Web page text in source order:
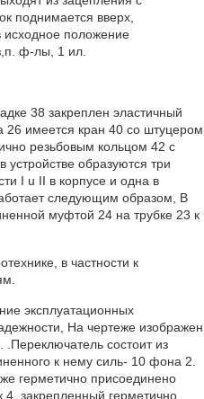
поднимается вверх,
исходное положение
ф-лы, 1 ил.
38 закреплен эластичный
26 имеется кран 40 со штуцером
резьбовым кольцом 42 с
образуются три
I u II в корпусе и одна в
следующим образом, В
муфтой 24 на трубке 23 к
в частности к
эксплуатационных
На чертеже изображен
.Переключатель состоит из
к нему силь- 10 фона 2.
герметично присоединено
4, закрепленный герметично